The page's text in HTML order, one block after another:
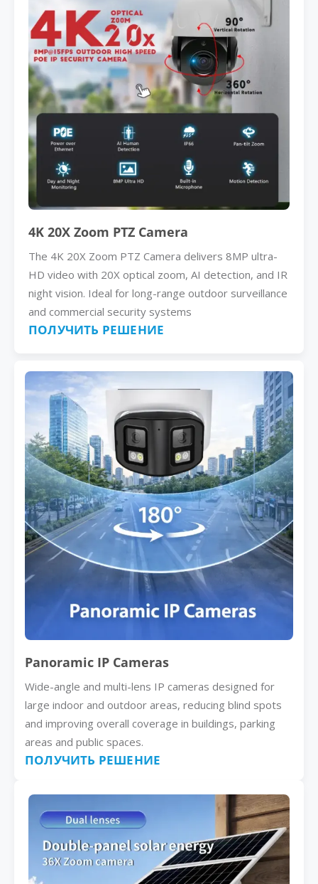
4K 20X Zoom PTZ Camera
The 4K 20X Zoom PTZ Camera delivers 8MP ultra-
HD video with 20X optical zoom, AI detection, and IR
night vision. Ideal for long-range outdoor surveillance
and commercial security systems
ПОЛУЧИТЬ РЕШЕНИЕ
Panoramic IP Cameras
Wide-angle and multi-lens IP cameras designed for
large indoor and outdoor areas, reducing blind spots
and improving overall coverage in buildings, parking
areas and public spaces.
ПОЛУЧИТЬ РЕШЕНИЕ